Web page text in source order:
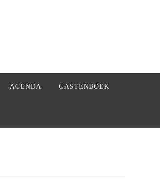
AGENDA GASTENBOEK